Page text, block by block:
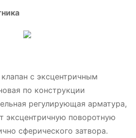
с эксцентричным
по конструкции
регулирующая арматура,
эксцентричную поворотную
сферического затвора.